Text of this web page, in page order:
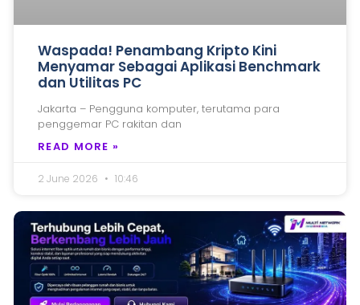
Waspada! Penambang Kripto Kini
Menyamar Sebagai Aplikasi Benchmark
dan Utilitas PC
Jakarta – Pengguna komputer, terutama para
penggemar PC rakitan dan
READ MORE »
2 June 2026 10:46